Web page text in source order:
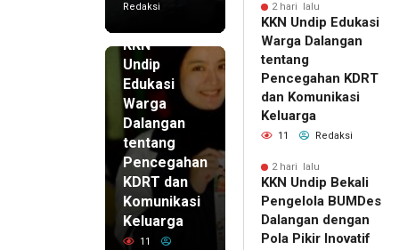
Redaksi
KKN
Undip
Edukasi
Warga
Dalangan
tentang
Pencegahan
KDRT dan
Komunikasi
Keluarga
11
2 hari lalu
KKN Undip Edukasi
Warga Dalangan
tentang
Pencegahan KDRT
dan Komunikasi
Keluarga
11 Redaksi
2 hari lalu
KKN Undip Bekali
Pengelola BUMDes
Dalangan dengan
Pola Pikir Inovatif